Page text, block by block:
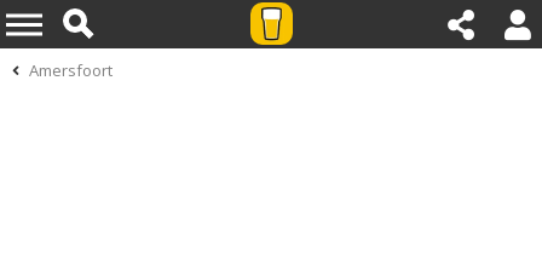
Amersfoort